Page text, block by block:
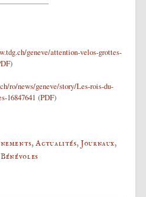
geneve/attention-velos-grottes-
)
ro/news/geneve/story/Les-rois-du-
16847641 (PDF)
,Actualités,Journaux,